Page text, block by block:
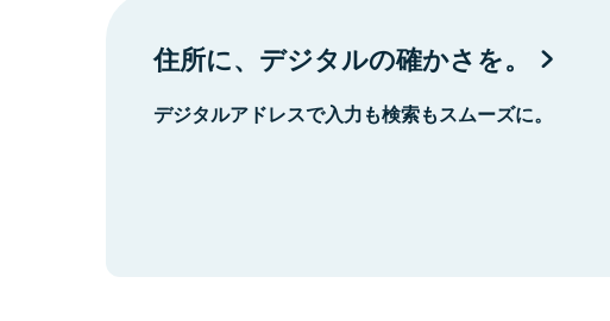
住所に、デジタルの確かさを。
デジタルアドレスで入力も検索もスムーズに。